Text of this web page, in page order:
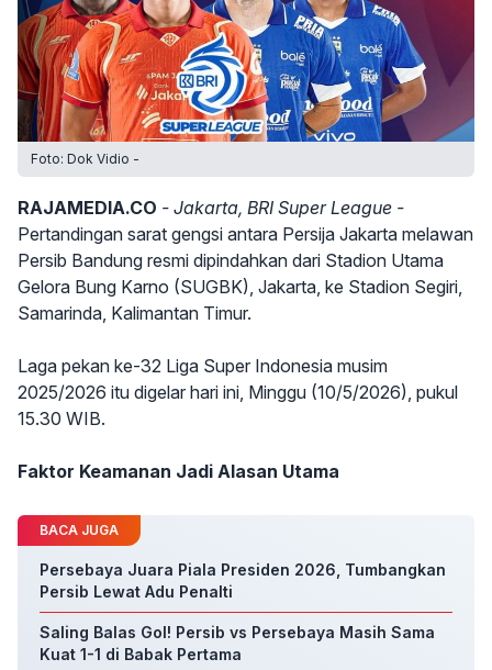
Foto: Dok Vidio -
RAJAMEDIA.CO - Jakarta, BRI Super League -
Pertandingan sarat gengsi antara Persija Jakarta melawan
Persib Bandung resmi dipindahkan dari Stadion Utama
Gelora Bung Karno (SUGBK), Jakarta, ke Stadion Segiri,
Samarinda, Kalimantan Timur.
Laga pekan ke-32 Liga Super Indonesia musim
2025/2026 itu digelar hari ini, Minggu (10/5/2026), pukul
15.30 WIB.
Faktor Keamanan Jadi Alasan Utama
BACA JUGA
Persebaya Juara Piala Presiden 2026, Tumbangkan
Persib Lewat Adu Penalti
Saling Balas Gol! Persib vs Persebaya Masih Sama
Kuat 1-1 di Babak Pertama